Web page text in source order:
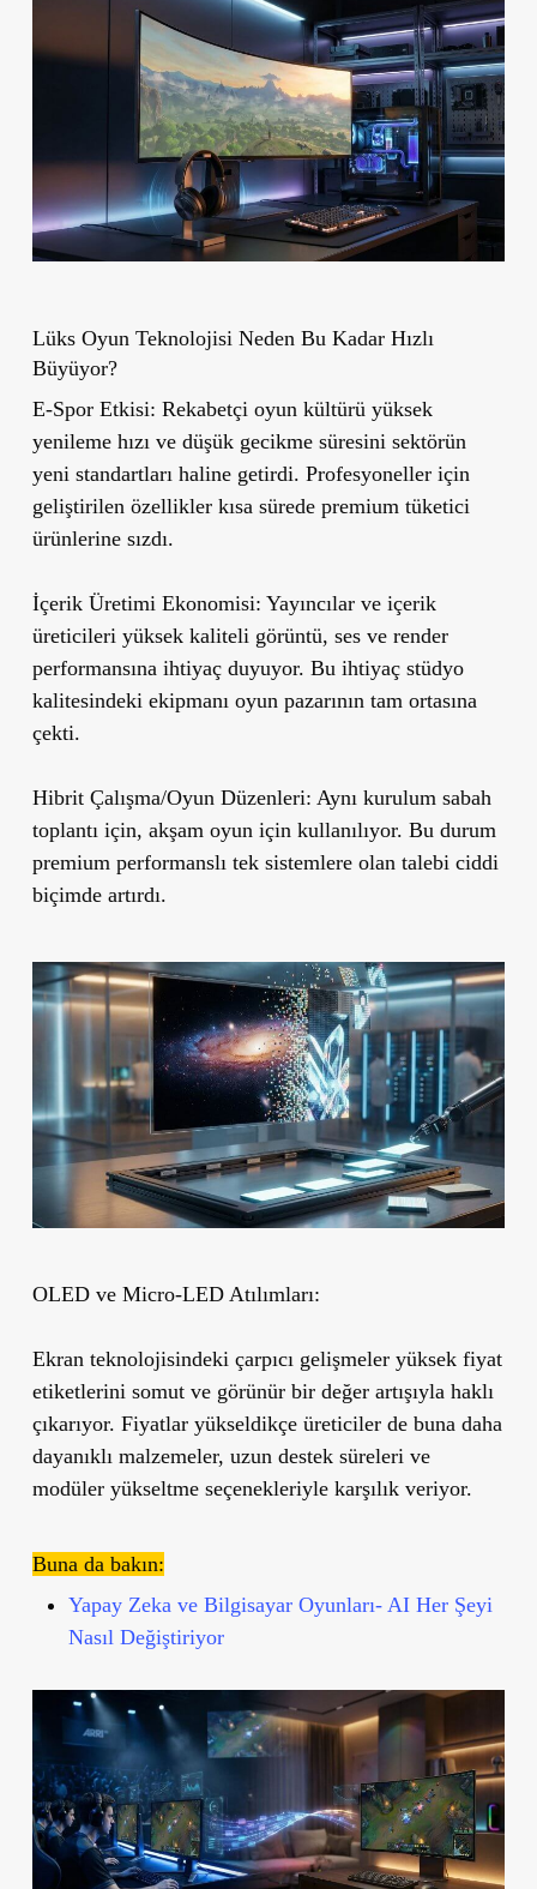
Lüks Oyun Teknolojisi Neden Bu Kadar Hızlı
Büyüyor?
E-Spor Etkisi: Rekabetçi oyun kültürü yüksek
yenileme hızı ve düşük gecikme süresini sektörün
yeni standartları haline getirdi. Profesyoneller için
geliştirilen özellikler kısa sürede premium tüketici
ürünlerine sızdı.
İçerik Üretimi Ekonomisi: Yayıncılar ve içerik
üreticileri yüksek kaliteli görüntü, ses ve render
performansına ihtiyaç duyuyor. Bu ihtiyaç stüdyo
kalitesindeki ekipmanı oyun pazarının tam ortasına
çekti.
Hibrit Çalışma/Oyun Düzenleri: Aynı kurulum sabah
toplantı için, akşam oyun için kullanılıyor. Bu durum
premium performanslı tek sistemlere olan talebi ciddi
biçimde artırdı.
OLED ve Micro-LED Atılımları:
Ekran teknolojisindeki çarpıcı gelişmeler yüksek fiyat
etiketlerini somut ve görünür bir değer artışıyla haklı
çıkarıyor. Fiyatlar yükseldikçe üreticiler de buna daha
dayanıklı malzemeler, uzun destek süreleri ve
modüler yükseltme seçenekleriyle karşılık veriyor.
Buna da bakın:
Yapay Zeka ve Bilgisayar Oyunları- AI Her Şeyi
Nasıl Değiştiriyor